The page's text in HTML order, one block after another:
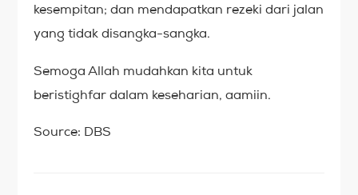
kesempitan; dan mendapatkan rezeki dari jalan
yang tidak disangka-sangka.
Semoga Allah mudahkan kita untuk
beristighfar dalam keseharian, aamiin.
Source: DBS